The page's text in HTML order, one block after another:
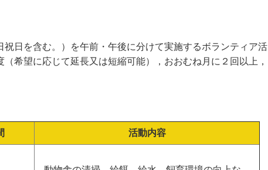
日を含む。）を午前・午後に分けて実施するボランティア活
希望に応じて延長又は短縮可能），おおむね月に２回以上，
活動内容